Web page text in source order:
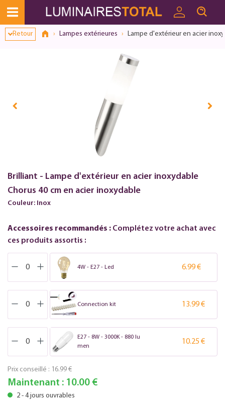
Retour Lampes extérieures Lampe d'extérieur en acier
Brilliant - Lampe d'extérieur en acier inoxydable
Chorus 40 cm en acier inoxydable
Couleur: Inox
Accessoires recommandés : Complétez votre achat avec
ces produits assortis :
4W - E27 - Led 6.99 €
Connection kit 13.99 €
E27 - 8W - 3000K - 880 lu
men
10.25 €
Prix conseillé : 16.99 €
Maintenant : 10.00 €
2 - 4 jours ouvrables